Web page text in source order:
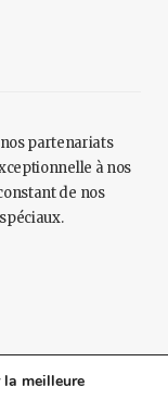
partenariats
à nos
de nos
meilleure